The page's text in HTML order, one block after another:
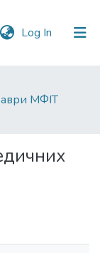
Log In (current)
МФІТ